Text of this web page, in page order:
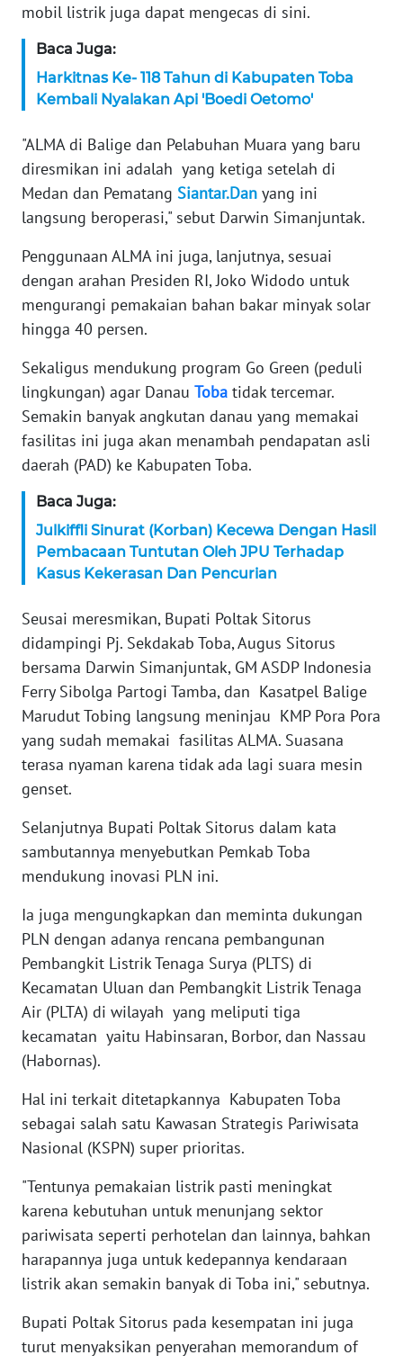
mobil listrik juga dapat mengecas di sini.
Baca Juga:
Harkitnas Ke- 118 Tahun di Kabupaten Toba
Kembali Nyalakan Api 'Boedi Oetomo'
"ALMA di Balige dan Pelabuhan Muara yang baru
diresmikan ini adalah yang ketiga setelah di
Medan dan Pematang Siantar.Dan yang ini
langsung beroperasi," sebut Darwin Simanjuntak.
Penggunaan ALMA ini juga, lanjutnya, sesuai
dengan arahan Presiden RI, Joko Widodo untuk
mengurangi pemakaian bahan bakar minyak solar
hingga 40 persen.
Sekaligus mendukung program Go Green (peduli
lingkungan) agar Danau Toba tidak tercemar.
Semakin banyak angkutan danau yang memakai
fasilitas ini juga akan menambah pendapatan asli
daerah (PAD) ke Kabupaten Toba.
Baca Juga:
Julkiffli Sinurat (Korban) Kecewa Dengan Hasil
Pembacaan Tuntutan Oleh JPU Terhadap
Kasus Kekerasan Dan Pencurian
Seusai meresmikan, Bupati Poltak Sitorus
didampingi Pj. Sekdakab Toba, Augus Sitorus
bersama Darwin Simanjuntak, GM ASDP Indonesia
Ferry Sibolga Partogi Tamba, dan Kasatpel Balige
Marudut Tobing langsung meninjau KMP Pora Pora
yang sudah memakai fasilitas ALMA. Suasana
terasa nyaman karena tidak ada lagi suara mesin
genset.
Selanjutnya Bupati Poltak Sitorus dalam kata
sambutannya menyebutkan Pemkab Toba
mendukung inovasi PLN ini.
Ia juga mengungkapkan dan meminta dukungan
PLN dengan adanya rencana pembangunan
Pembangkit Listrik Tenaga Surya (PLTS) di
Kecamatan Uluan dan Pembangkit Listrik Tenaga
Air (PLTA) di wilayah yang meliputi tiga
kecamatan yaitu Habinsaran, Borbor, dan Nassau
(Habornas).
Hal ini terkait ditetapkannya Kabupaten Toba
sebagai salah satu Kawasan Strategis Pariwisata
Nasional (KSPN) super prioritas.
"Tentunya pemakaian listrik pasti meningkat
karena kebutuhan untuk menunjang sektor
pariwisata seperti perhotelan dan lainnya, bahkan
harapannya juga untuk kedepannya kendaraan
listrik akan semakin banyak di Toba ini," sebutnya.
Bupati Poltak Sitorus pada kesempatan ini juga
turut menyaksikan penyerahan memorandum of
JAKARTA
WN
BANTEN
WN
WN
KEPRI
WN
PAPUA
WN
PAPUA
BARAT
WN
RIAU
WN
WN
JAMBI
WN
NTB
WN
WN
SULBAR
BABEL
WN
SUMBAR
SUMSEL
BENGKULU
WN
LAMPUNG
JATENG